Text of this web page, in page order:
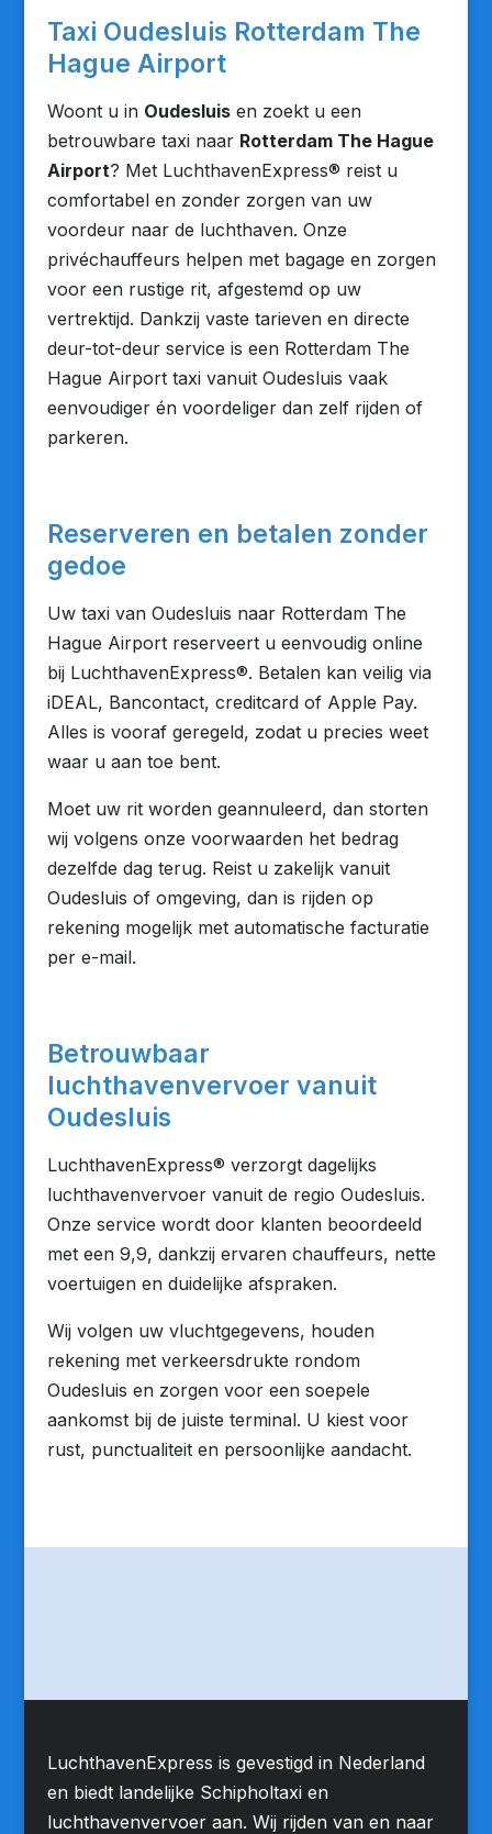
Taxi Oudesluis Rotterdam The
Hague Airport
Woont u in Oudesluisen zoekt u een
betrouwbare taxi naar Rotterdam The Hague
Airport? Met LuchthavenExpress® reist u
comfortabel en zonder zorgen van uw
voordeur naar de luchthaven. Onze
privéchauffeurs helpen met bagage en zorgen
voor een rustige rit, afgestemd op uw
vertrektijd. Dankzij vaste tarieven en directe
deur-tot-deur service is een Rotterdam The
Hague Airport taxi vanuit Oudesluis vaak
eenvoudiger én voordeliger dan zelf rijden of
parkeren.
Reserveren en betalen zonder
gedoe
Uw taxi van Oudesluis naar Rotterdam The
Hague Airport reserveert u eenvoudig online
bij LuchthavenExpress®. Betalen kan veilig via
iDEAL, Bancontact, creditcard of Apple Pay.
Alles is vooraf geregeld, zodat u precies weet
waar u aan toe bent.
Moet uw rit worden geannuleerd, dan storten
wij volgens onze voorwaarden het bedrag
dezelfde dag terug. Reist u zakelijk vanuit
Oudesluis of omgeving, dan is rijden op
rekening mogelijk met automatische facturatie
per e-mail.
Betrouwbaar
luchthavenvervoer vanuit
Oudesluis
LuchthavenExpress® verzorgt dagelijks
luchthavenvervoer vanuit de regio Oudesluis.
Onze service wordt door klanten beoordeeld
met een 9,9, dankzij ervaren chauffeurs, nette
voertuigen en duidelijke afspraken.
Wij volgen uw vluchtgegevens, houden
rekening met verkeersdrukte rondom
Oudesluis en zorgen voor een soepele
aankomst bij de juiste terminal. U kiest voor
rust, punctualiteit en persoonlijke aandacht.
LuchthavenExpress is gevestigd in Nederland
en biedt landelijke Schipholtaxi en
luchthavenvervoer aan. Wij rijden van en naar